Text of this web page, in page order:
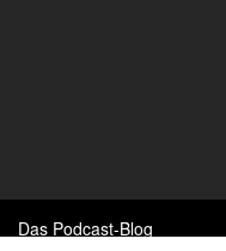
Das Podcast-Blog